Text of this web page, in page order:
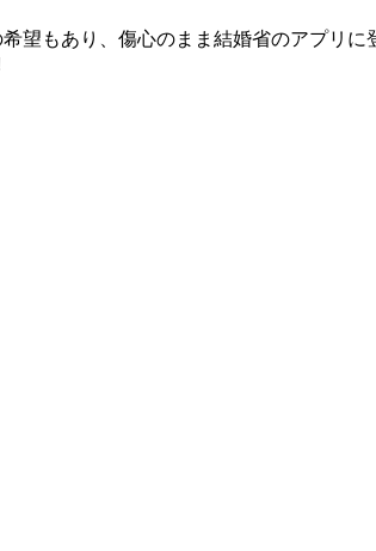
望もあり、傷心のまま結婚省のアプリに